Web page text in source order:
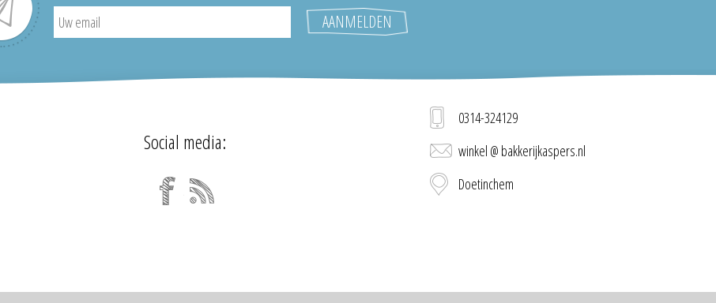
Social media:
0314-324129
winkel @ bakkerijkaspers.nl
Doetinchem